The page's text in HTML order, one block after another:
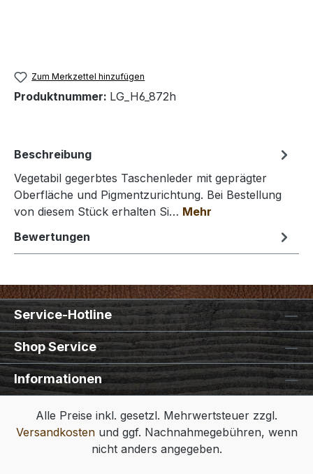
Zum Merkzettel hinzufügen
Produktnummer: LG_H6_872h
Beschreibung
Vegetabil gegerbtes Taschenleder mit geprägter
Oberfläche und Pigmentzurichtung. Bei Bestellung
von diesem Stück erhalten Si… Mehr
Bewertungen
Service-Hotline
Shop Service
Informationen
Alle Preise inkl. gesetzl. Mehrwertsteuer zzgl.
Versandkostenund ggf. Nachnahmegebühren, wenn
nicht anders angegeben.